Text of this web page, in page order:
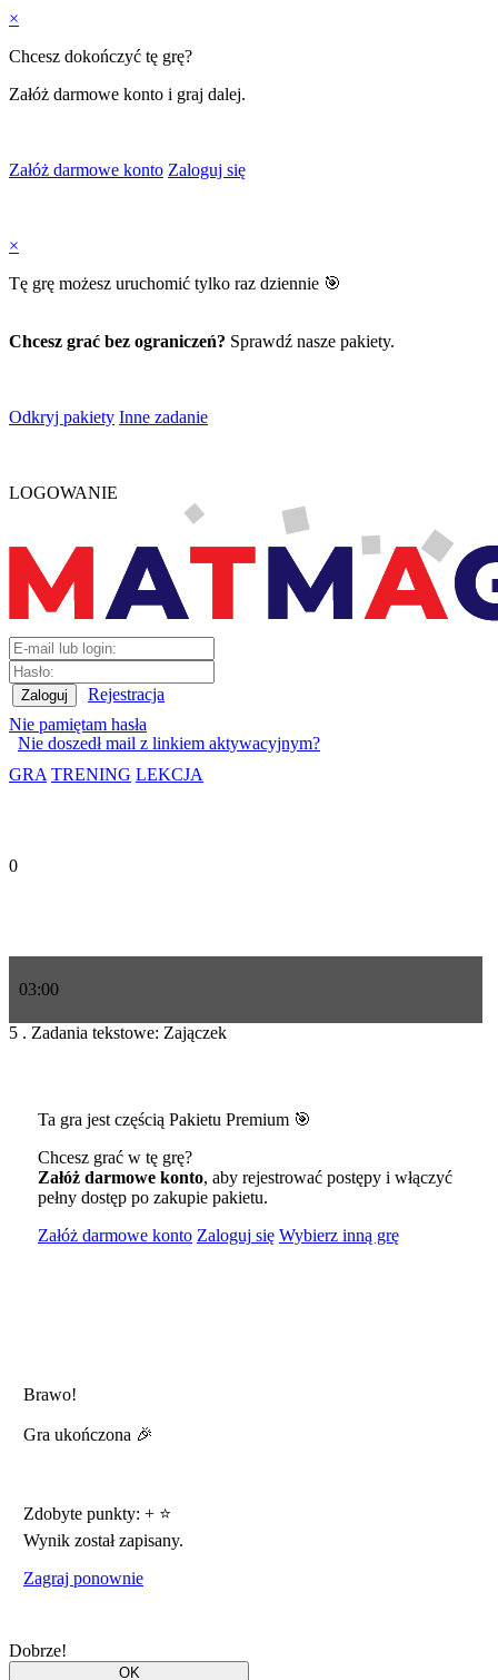
×
Chcesz dokończyć tę grę?
Załóż darmowe konto i graj dalej.
Załóż darmowe konto Zaloguj się
×
Tę grę możesz uruchomić tylko raz dziennie 🎯
Chcesz grać bez ograniczeń? Sprawdź nasze pakiety.
Odkryj pakiety Inne zadanie
LOGOWANIE
Rejestracja
Nie pamiętam hasła
Nie doszedł mail z linkiem aktywacyjnym?
GRA TRENING LEKCJA
0
03:00
5 . Zadania tekstowe: Zajączek
Ta gra jest częścią Pakietu Premium 🎯
Chcesz grać w tę grę?
Załóż darmowe konto, aby rejestrować postępy i włączyć
pełny dostęp po zakupie pakietu.
Załóż darmowe konto Zaloguj się Wybierz inną grę
Brawo!
Gra ukończona 🎉
Zdobyte punkty: +⭐
Wynik został zapisany.
Zagraj ponownie
Dobrze!